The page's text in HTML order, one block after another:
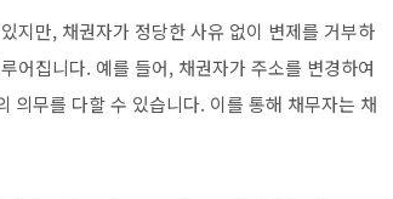
지만, 채권자가 정당한 사유 없이 변제를 거부하
어집니다. 예를 들어, 채권자가 주소를 변경하여
의무를 다할 수 있습니다. 이를 통해 채무자는 채